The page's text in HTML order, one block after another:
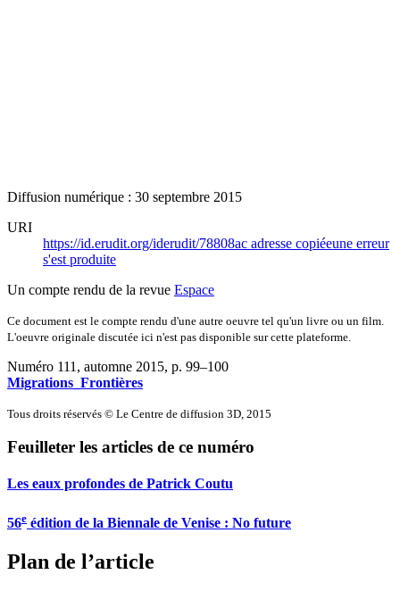
Diffusion numérique : 30 septembre 2015
URI
https://id.erudit.org/iderudit/78808ac adresse copiéeune erreur
s'est produite
Un compte rendu de la revue Espace
Ce document est le compte rendu d'une autre oeuvre tel qu'un livre ou un film.
L'oeuvre originale discutée ici n'est pas disponible sur cette plateforme.
Numéro 111, automne 2015, p. 99–100
Migrations_Frontières
Tous droits réservés © Le Centre de diffusion 3D, 2015
Feuilleter les articles de ce numéro
Les eaux profondes de Patrick Coutu
56e édition de la Biennale de Venise : No future
Plan de l’article